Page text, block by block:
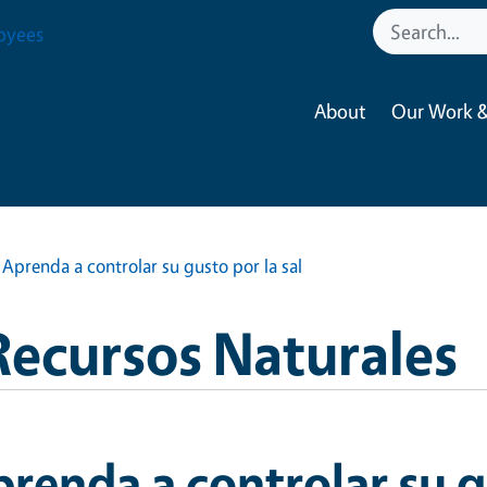
About Our Work
Aprenda a controlar su gusto por la sal
Naturales